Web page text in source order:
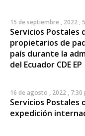
15 de septiembre , 2022 ,
Servicios Postales
propietarios de
país durante la
del Ecuador CDE EP
16 de agosto , 2022 , 7:30
Servicios Postales
expedición